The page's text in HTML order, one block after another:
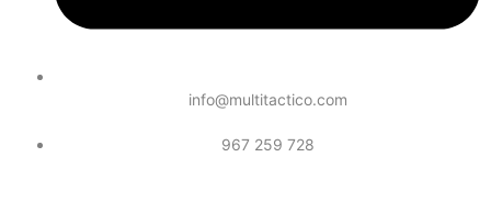
info@multitactico.com
967 259 728